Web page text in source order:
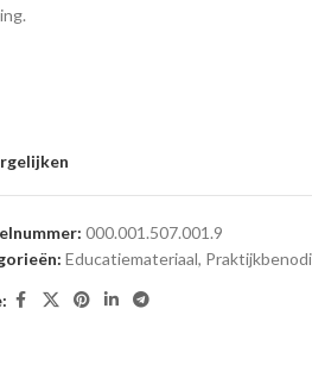
000.001.507.001.9
Educatiemateriaal,